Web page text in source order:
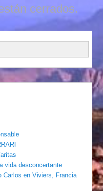
cerrados.
vida desconcertante
Carlos en Viviers, Francia